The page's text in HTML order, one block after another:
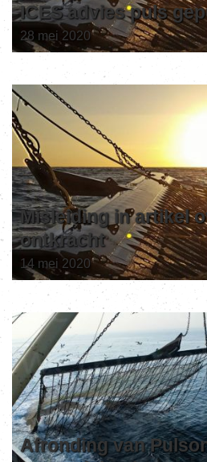
ICES advies puls
28 mei 2020
Misleiding in artikel
ontkracht
14 mei 2020
Afronding van